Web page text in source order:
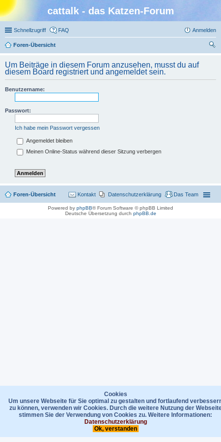
cattalk - das Katzen-Forum
Schnellzugriff FAQ Anmelden
Foren-Übersicht
Um Beiträge in diesem Forum anzusehen, musst du auf
diesem Board registriert und angemeldet sein.
Benutzername:
Passwort:
Ich habe mein Passwort vergessen
Angemeldet bleiben
Meinen Online-Status während dieser Sitzung verbergen
Cookies
Um unsere Webseite für Sie optimal zu gestalten und fortlaufend
zu können, verwenden wir Cookies. Durch die weitere Nutzung der
stimmen Sie der Verwendung von Cookies zu. Weitere Informationen:
Datenschutzerklärung
Ok, verstanden
Foren-Übersicht Das Team
Datenschutzerklärung
Kontakt
Powered by phpBB® Forum Software © phpBB Limited
Deutsche Übersetzung durch phpBB.de